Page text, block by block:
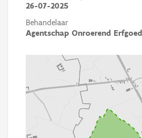
26-07-2025
Behandelaar
Agentschap Onroerend Erfgoed